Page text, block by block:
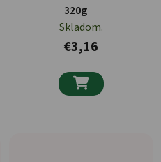
320g
Skladom.
€3,16
